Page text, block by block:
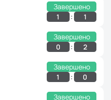
Завершено
1 : 1
Завершено
0 : 2
Завершено
1 : 0
Завершено